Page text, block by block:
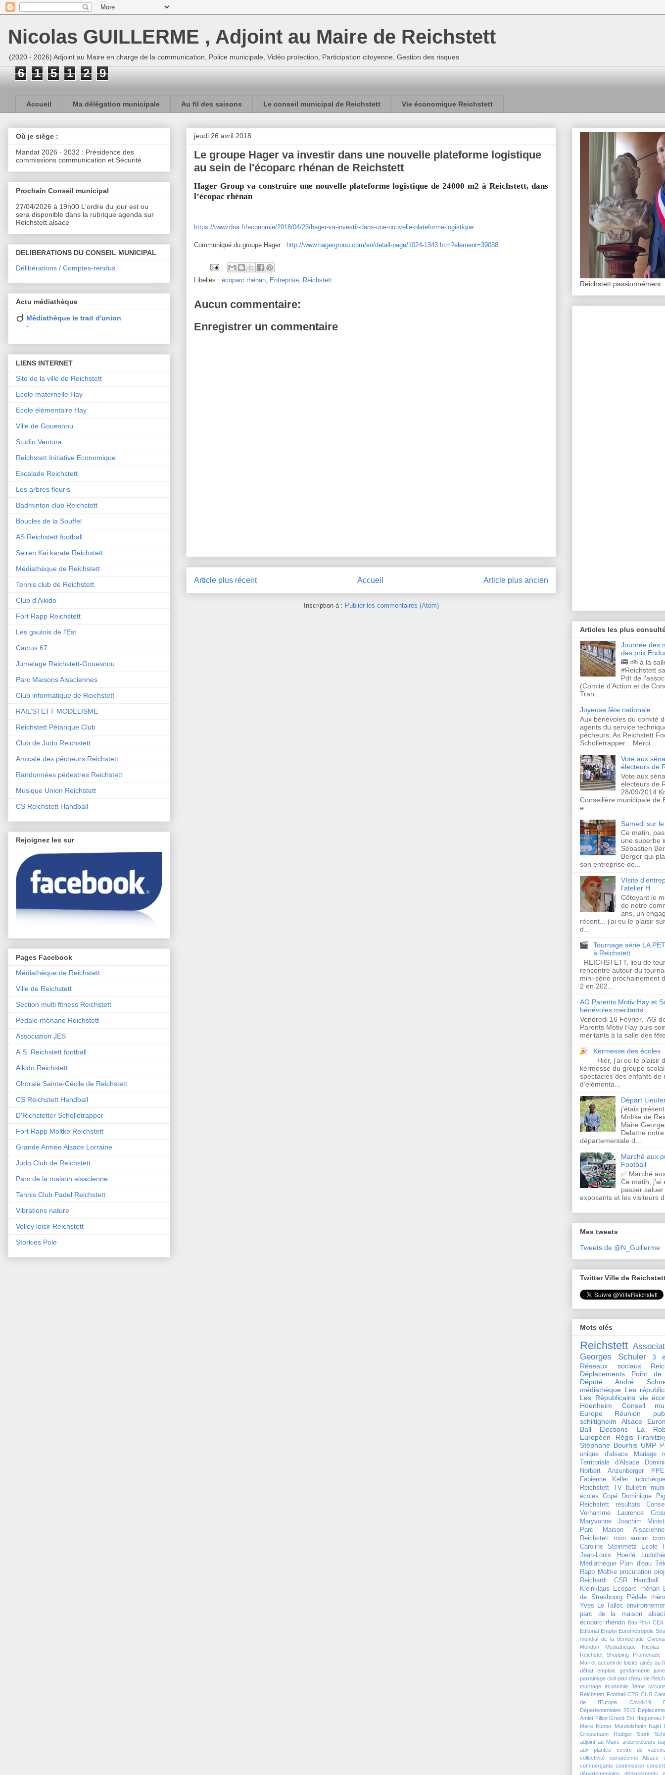
Nicolas GUILLERME , Adjoint au Maire de Reichstett
(2020 - 2026) Adjoint au Maire en charge de la communication, Police municipale, Vidéo protection, Participation citoyenne, Gestion des risques
6 1 5 1 2 9
Accueil Ma délégation municipale Au fil des saisons Le conseil municipal de Reichstett Vie économique Reichstett
jeudi 26 avril 2018
Le groupe Hager va investir dans une nouvelle plateforme logistique
au sein de l'écoparc rhénan de Reichstett
Hager Group va construire une nouvelle plateforme logistique de 24000 m2 à Reichstett, dans
l’écopac rhénan
https://www.dna.fr/economie/2018/04/23/hager-va-investir-dans-une-nouvelle-plateforme-logistique
Communiqué du groupe Hager : http://www.hagergroup.com/en/detail-page/1024-1343.htm?element=39038
Libellés : écoparc rhénan Entreprise Reichstett
Aucun commentaire:
Enregistrer un commentaire
Article plus récent Article plus ancien
Accueil
Inscription à : Publier les commentaires (Atom)
Où je siège :
Mandat 2026 - 2032 : Présidence des
commissions communication et Sécurité
Prochain Conseil municipal
27/04/2026 à 19h00 L'ordre du jour est ou
sera disponible dans la rubrique agenda sur
Reichstett.alsace
DELIBERATIONS DU CONSEIL MUNICIPAL
Délibérations / Comptes-rendus
Actu médiathèque
Médiathèque le trait d'union
-
LIENS INTERNET
Site de la ville de Reichstett
Ecole maternelle Hay
Ecole élémentaire Hay
Ville de Gouesnou
Studio Ventura
Reichstett Initiative Economique
Escalade Reichstett
Les arbres fleuris
Badminton club Reichstett
Boucles de la Souffel
AS Reichstett football
Seiren Kai karate Reichstett
Médiathèque de Reichstett
Tennis club de Reichstett
Club d'Aikido
Fort Rapp Reichstett
Les gaulois de l'Est
Cactus 67
Jumelage Reichstett-Gouesnou
Parc Maisons Alsaciennes
Club informatique de Reichstett
RAIL’STETT MODELISME
Reichstett Pétanque Club
Club de Judo Reichstett
Amicale des pêcheurs Reichstett
Randonnées pédestres Reichstett
Musique Union Reichstett
CS Reichstett Handball
Rejoignez les sur
Pages Facebook
Médiathèque de Reichstett
Ville de Reichstett
Section multi fitness Reichstett
Pédale rhénane Reichstett
Association JES
A.S. Reichstett football
Aikido Reichstett
Chorale Sainte-Cécile de Reichstett
CS Reichstett Handball
D'Richstetter Scholletrapper
Fort Rapp Moltke Reichstett
Grande Armée Alsace Lorraine
Judo Club de Reichstett
Parc de la maison alsacienne
Tennis Club Padel Reichstett
Vibrations nature
Volley loisir Reichstett
Storkies Pole
Reichstett passionnément
Articles les plus
Journée des
des prix
🚎 🚲 à la
#Reichstett
Pdt de
(Comité d’Action et de
Tran...
Joyeuse fête nationale
Aux bénévoles du comité
agents du service
pêcheurs, As Reichstett
Scholletrapper... Merci ...
Vote aux
électeurs de
Vote aux
électeurs de
28/09/2014
Conseillère municipale de
e...
Samedi sur
Ce matin,
une superbe
Sébastien
Berger qui
son entreprise de...
VIsite
l'atelier H
Côtoyant le
de notre
ans, un
récent... j'ai eu le plaisir
d...
Tournage série LA
à Reichstett
REICHSTETT, lieu de
rencontre autour du
mini-série prochainement
2 en 202...
AG Parents Motiv Hay et
bénévoles méritants
Vendredi 16 Février, AG
Parents Motiv Hay puis
méritants à la salle des
Kermesse des écoles
Hier, j’ai eu le plaisir
kermesse du groupe
spectacles des enfants de
d’élémenta...
Départ
j’étais
Moltke de
Maire
Delattre
départementale d...
Marché aux
Football
✅ Marché
Ce matin, j’ai
passer
exposants et les visiteurs
Mes tweets
Tweets de @N_Guillerme
Twitter Ville de
Mots clés
Reichstett
Georges Schuler
3
Réseaux sociaux
Déplacements
Point de
Député André
médiathèque Les
Les Républicains vie
Hoenheim
Conseil
Europe
Réunion
schiltigheim
Alsace
Ball
Elections
La
Européen
Régis
Stéphane Bourhis UMP
unique d'alsace
Mariage
Territoriale d'Alsace
Norbert Anzenberger
PPE
Fabienne Keller
ludothèque
Reichstett TV
bulletin
écoles
Copé
Dominique
Reichstett
résultats
Verhamme
Laurence
Maryvonne Joachim
Parc Maison Alsacienne
Reichstett mon amour
Caroline Steinmetz
Ecole
Jean-Louis Hoerlé
Médiathèque
Plan d'eau
Rapp Moltke procuration
Reichardt
CSR Handball
Kleinklaus
Ecoparc rhénan
de Strasbourg
Pédale
Yves Le Tallec
parc de la maison
écoparc rhénan
Bas-Rhin CEA
Editorial
Emploi Eurométropole
mondial de la démocratie
Mondon
Mediathèque
Nicolas
Reichstet
Shopping
Marret accueil de loisirs ainés au
débat
emplois gendarmerie
parrainage civil plan d'eau de
tournage économie 3ème
Reichstett Football
CTS CUS
de l'Europe
Covid-19
Départementales 2015
Amiet Fillon Grand Est Haguenau
Marie Kutner Mundolsheim Najet
Grossmann
Rüdiger Störk
adjoint au Maire arboriculteurs
aux plantes
centre de
collectivité européenne Alsace
commerçants commission concert
départementales
déplacements